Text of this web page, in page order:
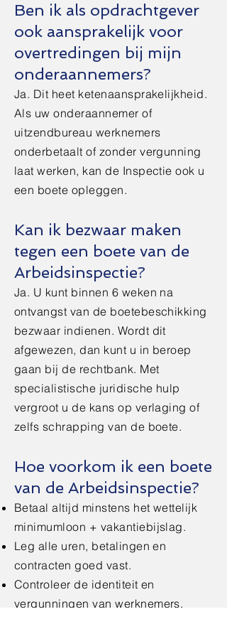
Ben ik als opdrachtgever
ook aansprakelijk voor
overtredingen bij mijn
onderaannemers?
Ja. Dit heet ketenaansprakelijkheid.
Als uw onderaannemer of
uitzendbureau werknemers
onderbetaalt of zonder vergunning
laat werken, kan de Inspectie ook u
een boete opleggen.
Kan ik bezwaar maken
tegen een boete van de
Arbeidsinspectie?
Ja. U kunt binnen 6 weken na
ontvangst van de boetebeschikking
bezwaar indienen. Wordt dit
afgewezen, dan kunt u in beroep
gaan bij de rechtbank. Met
specialistische juridische hulp
vergroot u de kans op verlaging of
zelfs schrapping van de boete.
Hoe voorkom ik een boete
van de Arbeidsinspectie?
Betaal altijd minstens het wettelijk
minimumloon + vakantiebijslag.
Leg alle uren, betalingen en
contracten goed vast.
Controleer de identiteit en
vergunningen van werknemers.